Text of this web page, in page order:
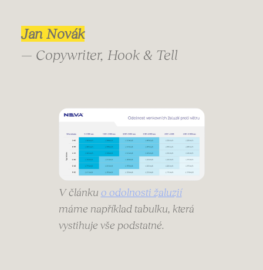
Jan Novák
— Copywriter, Hook & Tell
V článku o odolnosti žaluzií
máme například tabulku, která
vystihuje vše podstatné.